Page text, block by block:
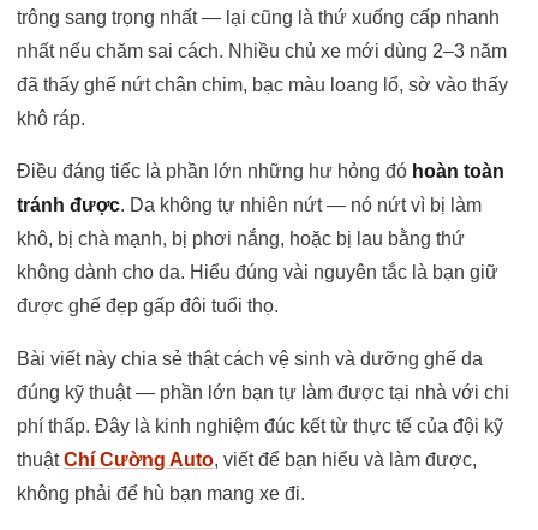
trông sang trọng nhất — lại cũng là thứ xuống cấp nhanh
nhất nếu chăm sai cách. Nhiều chủ xe mới dùng 2–3 năm
đã thấy ghế nứt chân chim, bạc màu loang lổ, sờ vào thấy
khô ráp.
Điều đáng tiếc là phần lớn những hư hỏng đó hoàn toàn
tránh được. Da không tự nhiên nứt — nó nứt vì bị làm
khô, bị chà mạnh, bị phơi nắng, hoặc bị lau bằng thứ
không dành cho da. Hiểu đúng vài nguyên tắc là bạn giữ
được ghế đẹp gấp đôi tuổi thọ.
Bài viết này chia sẻ thật cách vệ sinh và dưỡng ghế da
đúng kỹ thuật — phần lớn bạn tự làm được tại nhà với chi
phí thấp. Đây là kinh nghiệm đúc kết từ thực tế của đội kỹ
thuậtChí Cường Auto, viết để bạn hiểu và làm được,
không phải để hù bạn mang xe đi.